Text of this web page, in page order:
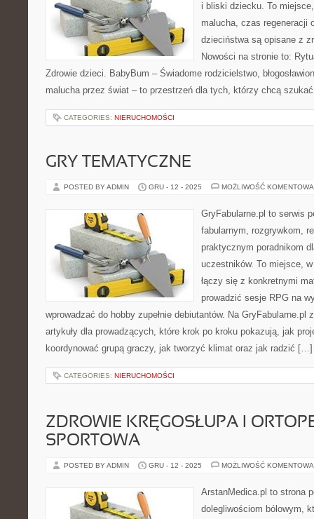
i bliski dziecku. To
malucha, czas regeneracji
dzieciństwa są opisane z
Nowości na stronie to:
Zdrowie dzieci. BabyBum – Świadome rodzicielstwo,
malucha przez świat – to przestrzeń dla tych, którzy chcą
CATEGORIES: NIERUCHOMOŚCI
GRY TEMATYCZNE
POSTED BY ADMIN GRU - 12 - 2025 MOŻLIWOŚĆ
GryFabularne.pl to serwis
fabularnym, rozgrywkom,
praktycznym poradnikom
uczestników. To miejsce,
łączy się z konkretnymi
prowadzić sesje RPG na
wprowadzać do hobby zupełnie debiutantów. Na GryFabularne.pl
artykuły dla prowadzących, które krok po kroku pokazują, jak
koordynować grupą graczy, jak tworzyć klimat oraz jak radzić […]
CATEGORIES: NIERUCHOMOŚCI
ZDROWIE KRĘGOSŁUPA I
SPORTOWA
POSTED BY ADMIN GRU - 12 - 2025 MOŻLIWOŚĆ
ArstanMedica.pl to strona
dolegliwościom bólowym,